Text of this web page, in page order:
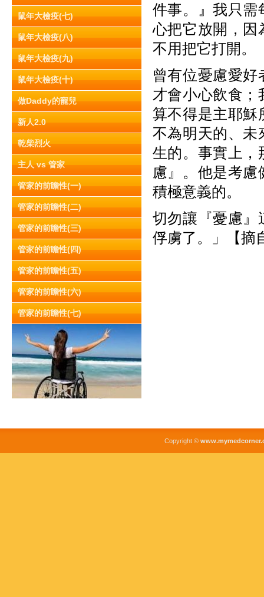
鼠年大檢疫(七)
鼠年大檢疫(八)
鼠年大檢疫(九)
鼠年大檢疫(十)
做Daddy的寵兒
新人2.0
乾柴烈火
主人 vs 管家
管家的前瞻性(一)
管家的前瞻性(二)
管家的前瞻性(三)
管家的前瞻性(四)
管家的前瞻性(五)
管家的前瞻性(六)
管家的前瞻性(七)
件事。』我只需
心把它放開，因
不用把它打開。
曾有位憂慮愛
才會小心飲食；
算不得是主耶穌
不為明天的、未
生的。事實上，
慮』。他是考
積極意義的。
切勿讓『憂慮』
俘虜了。」【摘
Copyright ©